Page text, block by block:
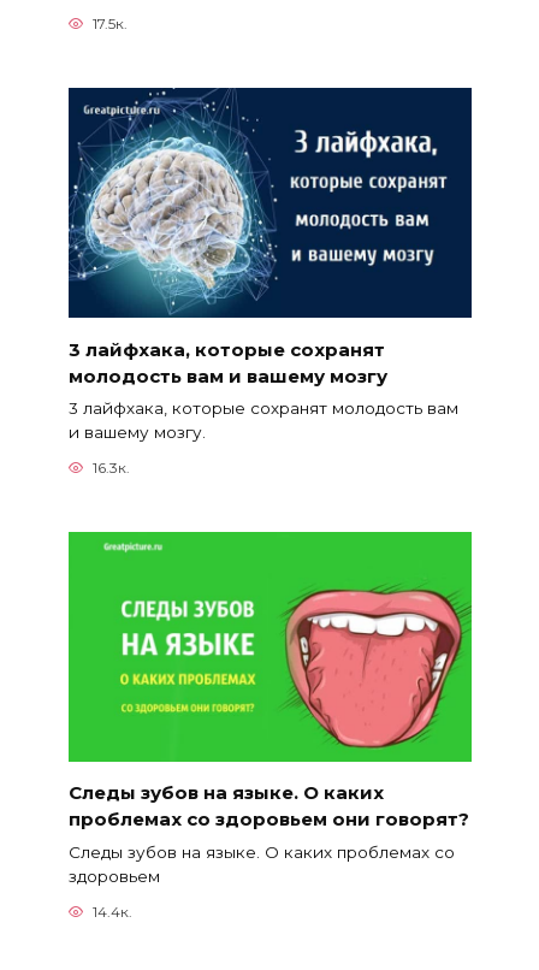
17.5к.
3 лайфхака, которые сохранят
молодость вам и вашему мозгу
3 лайфхака, которые сохранят молодость вам
и вашему мозгу.
16.3к.
Следы зубов на языке. О каких
проблемах со здоровьем они говорят?
Следы зубов на языке. О каких проблемах со
здоровьем
14.4к.